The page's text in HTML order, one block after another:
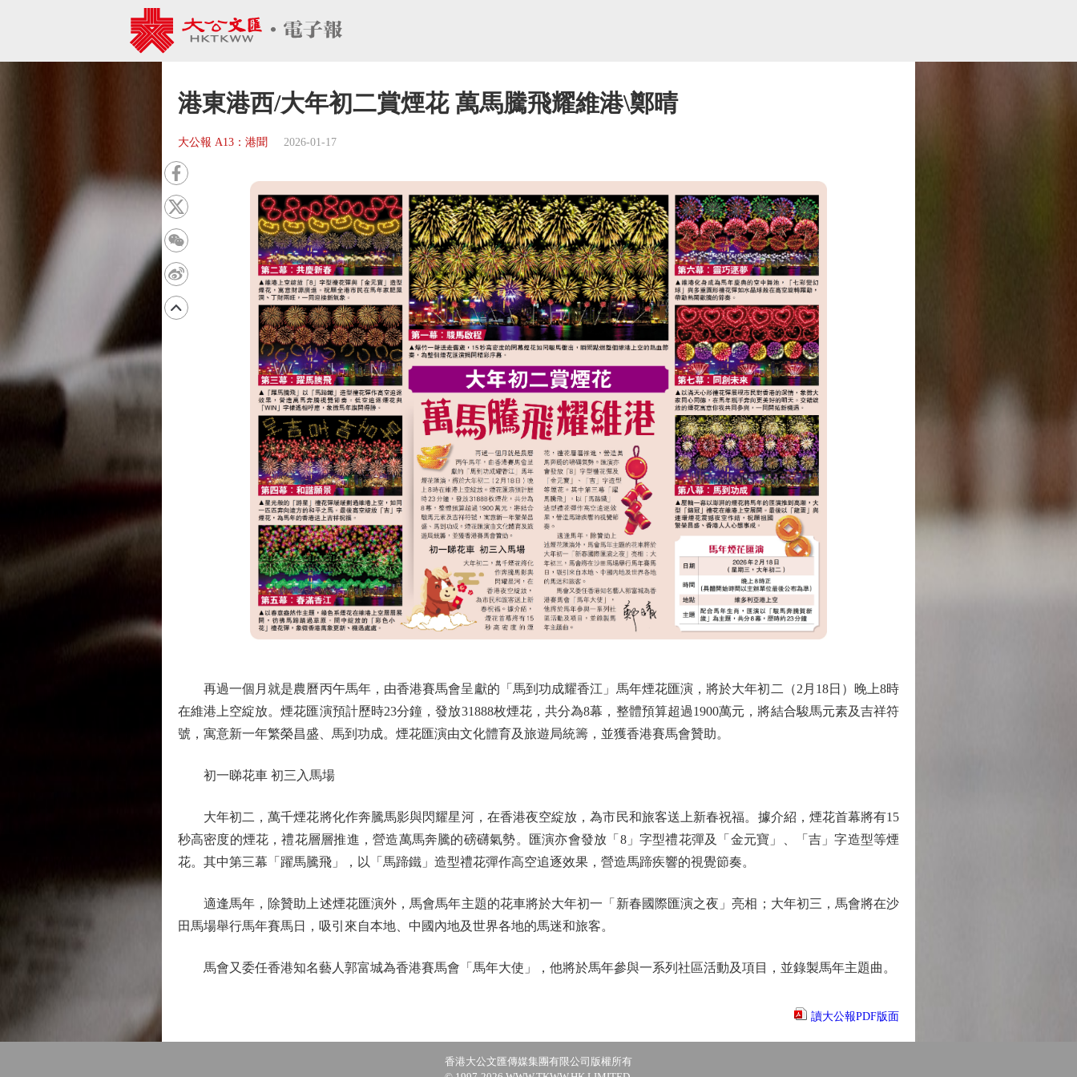
港東港西/大年初二賞煙花 萬馬騰飛耀維港\鄭晴
大公報 A13：港聞 2026-01-17
再過一個月就是農曆丙午馬年，由香港賽馬會呈獻的「馬到功成耀香江」馬年煙花匯演，將於大年初二（2月18日）晚上8時
在維港上空綻放。煙花匯演預計歷時23分鐘，發放31888枚煙花，共分為8幕，整體預算超過1900萬元，將結合駿馬元素及吉祥符
號，寓意新一年繁榮昌盛、馬到功成。煙花匯演由文化體育及旅遊局統籌，並獲香港賽馬會贊助。
初一睇花車 初三入馬場
大年初二，萬千煙花將化作奔騰馬影與閃耀星河，在香港夜空綻放，為市民和旅客送上新春祝福。據介紹，煙花首幕將有15
秒高密度的煙花，禮花層層推進，營造萬馬奔騰的磅礴氣勢。匯演亦會發放「8」字型禮花彈及「金元寶」、「吉」字造型等煙
花。其中第三幕「躍馬騰飛」，以「馬蹄鐵」造型禮花彈作高空追逐效果，營造馬蹄疾響的視覺節奏。
適逢馬年，除贊助上述煙花匯演外，馬會馬年主題的花車將於大年初一「新春國際匯演之夜」亮相；大年初三，馬會將在沙
田馬場舉行馬年賽馬日，吸引來自本地、中國內地及世界各地的馬迷和旅客。
馬會又委任香港知名藝人郭富城為香港賽馬會「馬年大使」，他將於馬年參與一系列社區活動及項目，並錄製馬年主題曲。
讀大公報PDF版面
香港大公文匯傳媒集團有限公司版權所有